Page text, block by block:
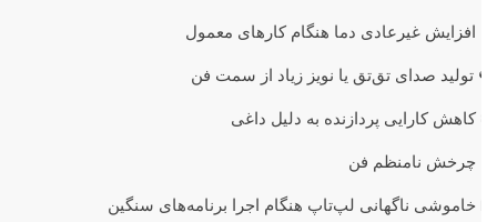
افزایش غیرعادی دما هنگام کارهای معمول
تولید صدای تق‌تق یا نویز زیاد از سمت فن
کاهش کارایی پردازنده به دلیل داغی
چرخش نامنظم فن
خاموشی ناگهانی لپ‌تاپ هنگام اجرا برنامه‌های سنگین